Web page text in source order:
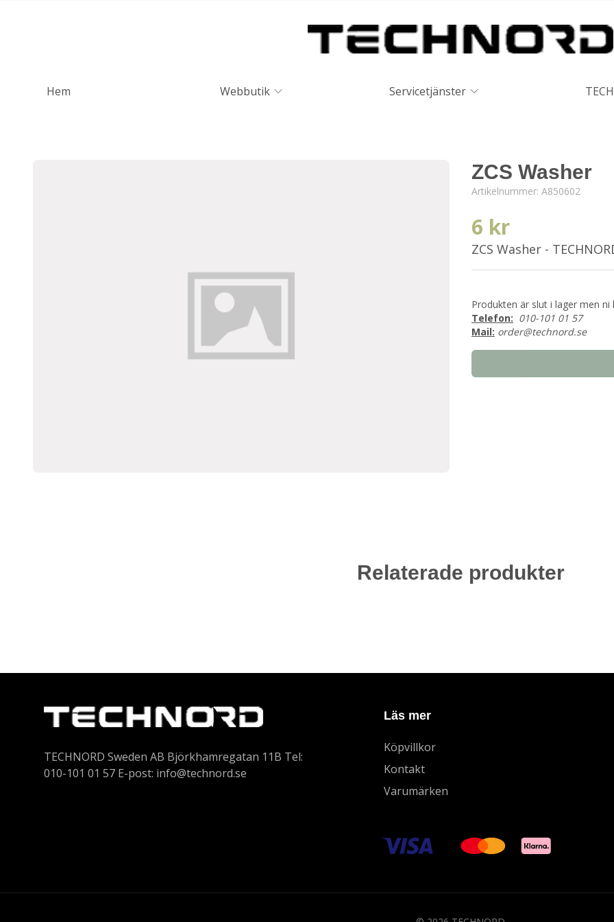
Hem Webbutik Servicetjänster
ZCS Washer
Artikelnummer: A850602
6 kr
ZCS Washer -
Produkten är slut i lager men
Telefon: 010-101 01 57
Mail: order@technord.se
Relaterade produkter
TECHNORD Sweden AB Björkhamregatan 11B Tel:
010-101 01 57 E-post: info@technord.se
Läs mer
Köpvillkor
Kontakt
Varumärken